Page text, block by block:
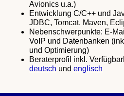
Avionics u.a.)
Entwicklung C/C++ und
JDBC, Tomcat, Maven,
Nebenschwerpunkte: E-
VoIP und Datenbanken
und Optimierung)
Beraterprofil inkl.
deutsch und englisch